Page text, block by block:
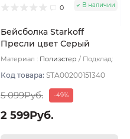
0 В наличии
Бейсболка Starkoff
Пресли цвет Серый
темный размер 59
Материал : Полиэстер
Подклад:
Код товара: STA00200151340
5 099Руб. -49%
2 599Руб.